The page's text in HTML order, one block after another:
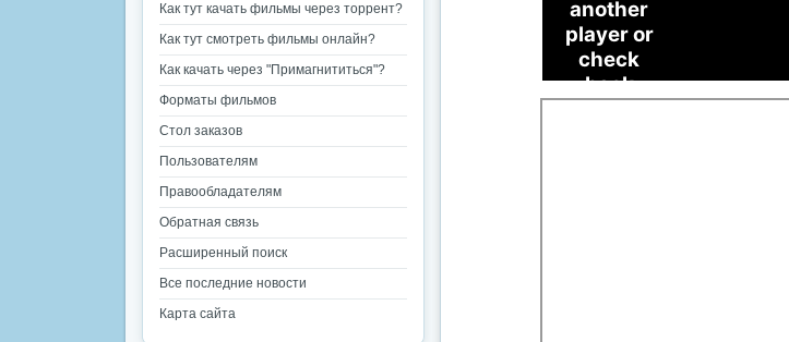
Как тут качать фильмы через торрент?
Как тут смотреть фильмы онлайн?
Как качать через "Примагнититься"?
Форматы фильмов
Стол заказов
Пользователям
Правообладателям
Обратная связь
Расширенный поиск
Все последние новости
Карта сайта